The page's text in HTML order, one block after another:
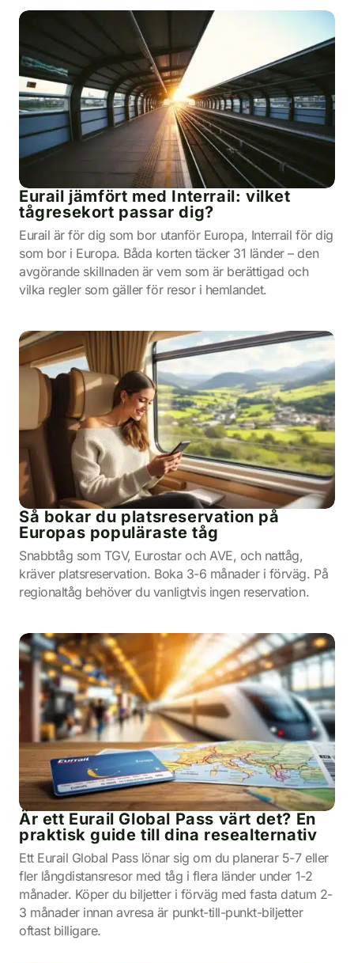
Eurail jämfört med Interrail: vilket
tågresekort passar dig?
Eurail är för dig som bor utanför Europa, Interrail för dig
som bor i Europa. Båda korten täcker 31 länder – den
avgörande skillnaden är vem som är berättigad och
vilka regler som gäller för resor i hemlandet.
Så bokar du platsreservation på
Europas populäraste tåg
Snabbtåg som TGV, Eurostar och AVE, och nattåg,
kräver platsreservation. Boka 3-6 månader i förväg. På
regionaltåg behöver du vanligtvis ingen reservation.
Är ett Eurail Global Pass värt det? En
praktisk guide till dina resealternativ
Ett Eurail Global Pass lönar sig om du planerar 5-7 eller
fler långdistansresor med tåg i flera länder under 1-2
månader. Köper du biljetter i förväg med fasta datum 2-
3 månader innan avresa är punkt-till-punkt-biljetter
oftast billigare.